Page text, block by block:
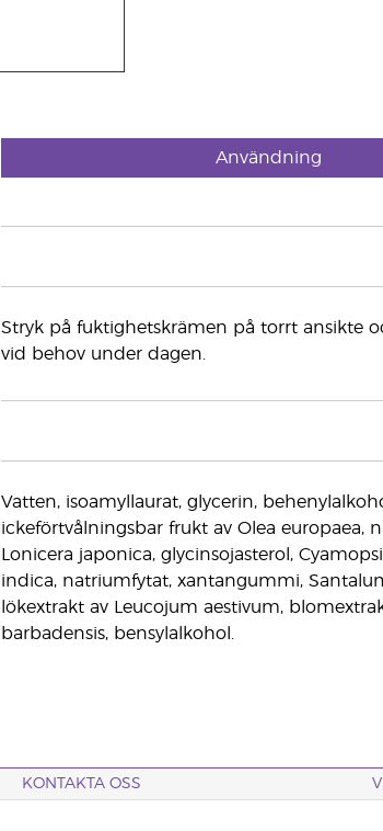
Användning
Stryk på fuktighetskrämen på torrt ansikte
vid behov under dagen.
Vatten, isoamyllaurat, glycerin,
ickeförtvålningsbar frukt av Olea europaea,
Lonicera japonica, glycinsojasterol,
indica, natriumfytat, xantangummi,
lökextrakt av Leucojum aestivum,
barbadensis, bensylalkohol.
KONTAKTA OSS